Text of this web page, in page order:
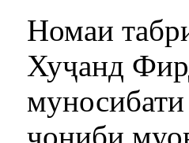
Номаи
Хуҷанд
ҷониби